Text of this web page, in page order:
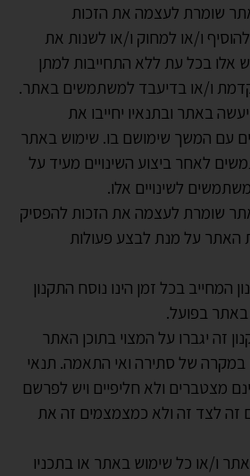
שומרת לעצמה את הזכות
ו/או למחוק ו/או לשנות את
אלו בכל עת ללא התחייבות למתן
ו/או בדיעבד למשתמשים באתר.
באתר ובתנאיו יחייבו את
עם המשך שימושם בו. שימוש באתר
לאחר ביצוע השינויים מעיד על
לשינויים אלו.
שומרת לעצמה את הזכות להפסיק
האתר על מנת לבצע פעולות
המחייב בכל זמן הינו נוסח התקנון
בפועל.
זה יגברו על המצוי בתוכן האתר
במקרה של סתירה ואי התאמה. תנאי
מצטברים ולא חליפיים ויש לפרשם
זה לצד זה ולא כמצמצמים זה את
ו/או כל שימוש באתר או בתכניו